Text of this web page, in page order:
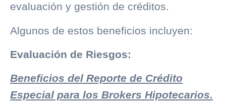
evaluación y gestión de créditos.
Algunos de estos beneficios incluyen:
Evaluación de Riesgos:
Beneficios del Reporte de Crédito
Especial para los Brokers Hipotecarios.